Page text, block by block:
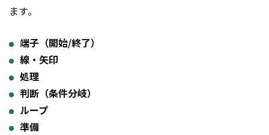
ます。
端子（開始/終了）
線・矢印
処理
判断（条件分岐）
ループ
準備